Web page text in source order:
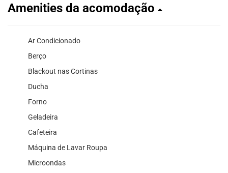
Amenities da acomodação
Ar Condicionado
Berço
Blackout nas Cortinas
Ducha
Forno
Geladeira
Cafeteira
Máquina de Lavar Roupa
Microondas